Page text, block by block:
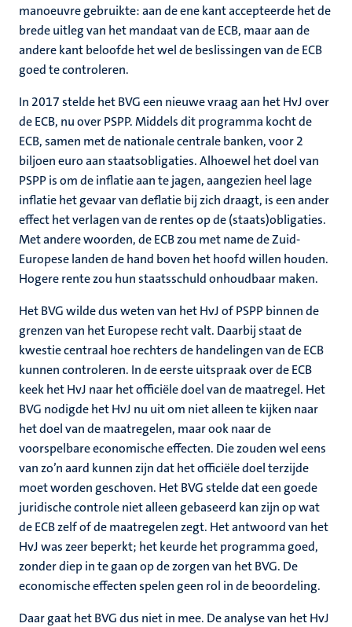
manoeuvre gebruikte: aan de ene kant accepteerde het de
brede uitleg van het mandaat van de ECB, maar aan de
andere kant beloofde het wel de beslissingen van de ECB
goed te controleren.
In 2017 stelde het BVG een nieuwe vraag aan het HvJ over
de ECB, nu over PSPP. Middels dit programma kocht de
ECB, samen met de nationale centrale banken, voor 2
biljoen euro aan staatsobligaties. Alhoewel het doel van
PSPP is om de inflatie aan te jagen, aangezien heel lage
inflatie het gevaar van deflatie bij zich draagt, is een ander
effect het verlagen van de rentes op de (staats)obligaties.
Met andere woorden, de ECB zou met name de Zuid-
Europese landen de hand boven het hoofd willen houden.
Hogere rente zou hun staatsschuld onhoudbaar maken.
Het BVG wilde dus weten van het HvJ of PSPP binnen de
grenzen van het Europese recht valt. Daarbij staat de
kwestie centraal hoe rechters de handelingen van de ECB
kunnen controleren. In de eerste uitspraak over de ECB
keek het HvJ naar het officiële doel van de maatregel. Het
BVG nodigde het HvJ nu uit om niet alleen te kijken naar
het doel van de maatregelen, maar ook naar de
voorspelbare economische effecten. Die zouden wel eens
van zo’n aard kunnen zijn dat het officiële doel terzijde
moet worden geschoven. Het BVG stelde dat een goede
juridische controle niet alleen gebaseerd kan zijn op wat
de ECB zelf of de maatregelen zegt. Het antwoord van het
HvJ was zeer beperkt; het keurde het programma goed,
zonder diep in te gaan op de zorgen van het BVG. De
economische effecten spelen geen rol in de beoordeling.
Daar gaat het BVG dus niet in mee. De analyse van het HvJ